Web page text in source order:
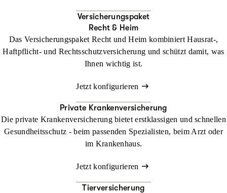
Versicherungspaket
Recht & Heim
Das Versicherungspaket Recht und Heim kombiniert Hausrat-,
Haftpflicht- und Rechtsschutzversicherung und schützt damit, was
Ihnen wichtig ist.
Jetzt konfigurieren
Private Krankenversicherung
Die private Krankenversicherung bietet erstklassigen und schnellen
Gesundheitsschutz - beim passenden Spezialisten, beim Arzt oder
im Krankenhaus.
Jetzt konfigurieren
Tierversicherung